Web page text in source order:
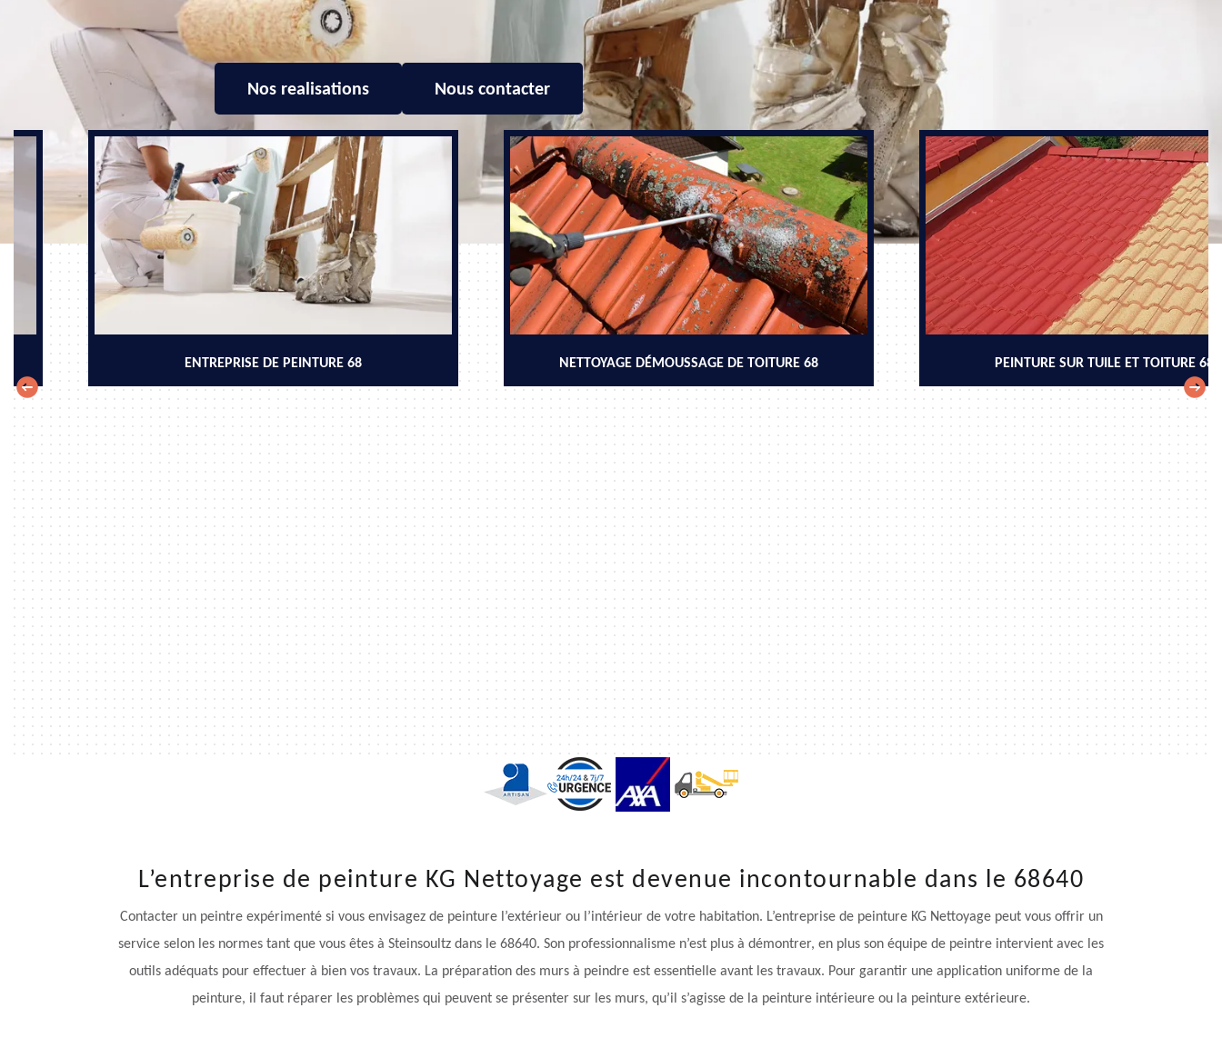
Nos realisations Nous contacter
ENTREPRISE DE PEINTURE 68 NETTOYAGE DÉMOUSSAGE DE TOITURE 68 PEINTURE SUR TUILE ET TOITURE 68
L’entreprise de peinture KG Nettoyage est devenue incontournable dans le 68640
Contacter un peintre expérimenté si vous envisagez de peinture l’extérieur ou l’intérieur de votre habitation. L’entreprise de peinture KG Nettoyage peut vous offrir un
service selon les normes tant que vous êtes à Steinsoultz dans le 68640. Son professionnalisme n’est plus à démontrer, en plus son équipe de peintre intervient avec les
outils adéquats pour effectuer à bien vos travaux. La préparation des murs à peindre est essentielle avant les travaux. Pour garantir une application uniforme de la
peinture, il faut réparer les problèmes qui peuvent se présenter sur les murs, qu’il s’agisse de la peinture intérieure ou la peinture extérieure.